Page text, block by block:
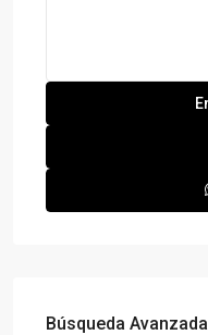
Búsqueda Avanzada